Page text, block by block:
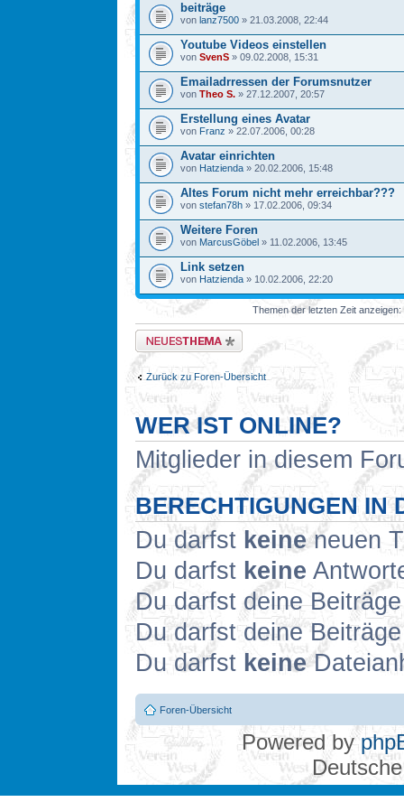
beiträge
von lanz7500 » 21.03.2008, 22:44
Youtube Videos einstellen
von SvenS » 09.02.2008, 15:31
Emailadrressen der Forumsnutzer
von Theo S. » 27.12.2007, 20:57
Erstellung eines Avatar
von Franz » 22.07.2006, 00:28
Avatar einrichten
von Hatzienda » 20.02.2006, 15:48
Altes Forum nicht mehr erreichbar???
von stefan78h » 17.02.2006, 09:34
Weitere Foren
von MarcusGöbel » 11.02.2006, 13:45
Link setzen
von Hatzienda » 10.02.2006, 22:20
Themen der letzten Zeit anzeigen:
Neues Thema erstellen
Zurück zu Foren-Übersicht
WER IST ONLINE?
Mitglieder in diesem
BERECHTIGUNGEN IN
Du darfst keineneuen
Du darfst keine
Du darfst deine
Du darfst deine
Du darfst keine
Foren-Übersicht
Powered by